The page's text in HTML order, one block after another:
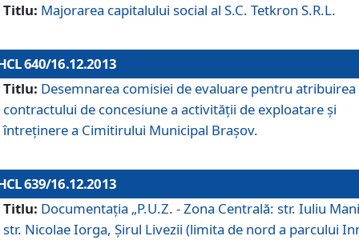
Titlu: Majorarea capitalului social al S.C. Tetkron S.R.L.
640/16.12.2013
Titlu: Desemnarea comisiei de evaluare pentru atribuirea
contractului de concesiune a activităţii de exploatare şi
întreţinere a Cimitirului Municipal Braşov.
639/16.12.2013
Titlu: Documentaţia „P.U.Z. - Zona Centrală: str. Iuliu
str. Nicolae Iorga, Şirul Livezii (limita de nord a parcului